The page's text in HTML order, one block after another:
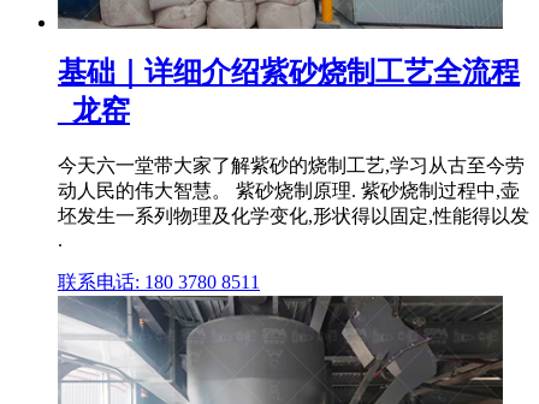
基础｜详细介绍紫砂烧制工艺全流程
_龙窑
今天六一堂带大家了解紫砂的烧制工艺,学习从古至今劳
动人民的伟大智慧。 紫砂烧制原理. 紫砂烧制过程中,壶
坯发生一系列物理及化学变化,形状得以固定,性能得以发
.
联系电话: 180 3780 8511